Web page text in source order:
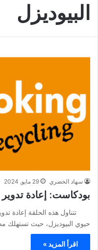
البيوديزل
سهاد الخضري 29 مايو, 2024
بودكاست: إعادة
تتناول هذه الحلقة إعادة
حيوي البيوديزل، حيث تستهلك مصر
اقرأ المزيد »